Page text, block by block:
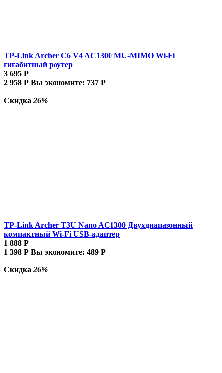
TP-Link Archer C6 V4 AC1300 MU-MIMO Wi-Fi
гигабитный роутер
3 695 Р
2 958 Р Вы экономите: 737 Р
Скидка 26%
TP-Link Archer T3U Nano AC1300 Двухдиапазонный
компактный Wi-Fi USB-адаптер
1 888 Р
1 398 Р Вы экономите: 489 Р
Скидка 26%